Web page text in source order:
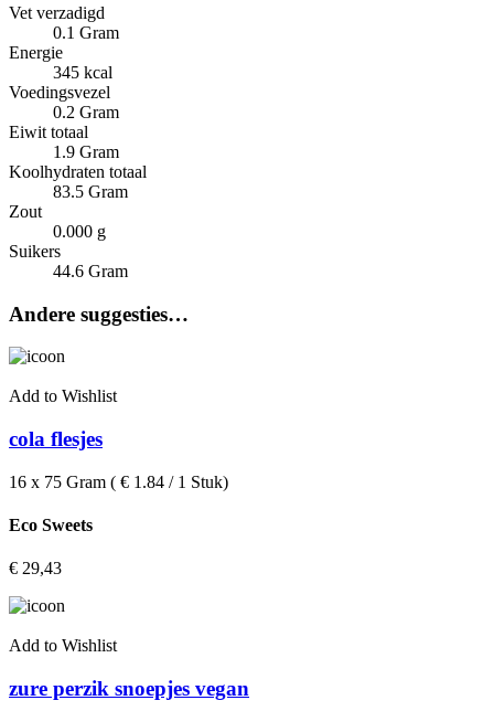
Vet verzadigd
0.1 Gram
Energie
345 kcal
Voedingsvezel
0.2 Gram
Eiwit totaal
1.9 Gram
Koolhydraten totaal
83.5 Gram
Zout
0.000 g
Suikers
44.6 Gram
Andere suggesties…
Add to Wishlist
cola flesjes
16 x 75 Gram ( € 1.84 / 1 Stuk)
Eco Sweets
€ 29,43
Add to Wishlist
zure perzik snoepjes vegan